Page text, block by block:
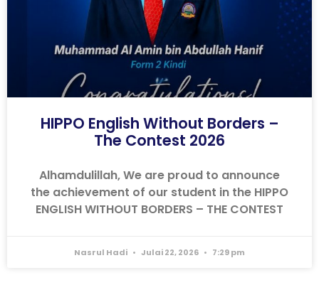
HIPPO English Without Borders –
The Contest 2026
Alhamdulillah, We are proud to announce
the achievement of our student in the HIPPO
ENGLISH WITHOUT BORDERS – THE CONTEST
Nasrul Hadi Julai 22, 2026 7:29 pm